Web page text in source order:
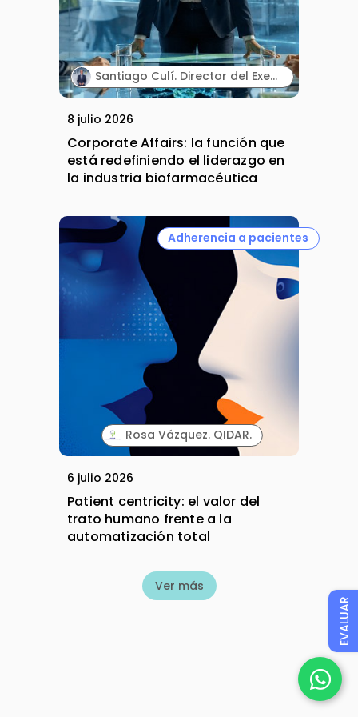
Santiago Culí. Director del Executive Program en Asuntos Públicos y Comunicación en la Industria Farmacéutica de Cesif.
8 julio 2026
Corporate Affairs: la función que
está redefiniendo el liderazgo en
la industria biofarmacéutica
Adherencia a pacientes
Rosa Vázquez. QIDAR.
6 julio 2026
Patient centricity: el valor del
trato humano frente a la
automatización total
Ver más
EVALUAR